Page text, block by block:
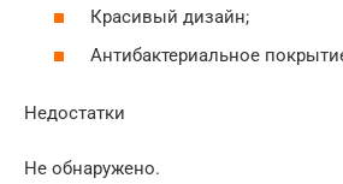
Красивый дизайн;
Антибактериальное
Недостатки
Не обнаружено.